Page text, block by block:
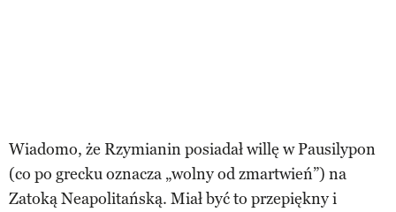
Wiadomo, że Rzymianin posiadał willę w Pausilypon
(co po grecku oznacza „wolny od zmartwień”) na
Zatoką Neapolitańską. Miał być to przepiękny i